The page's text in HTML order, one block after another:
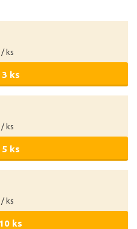
/ ks
3 ks
/ ks
5 ks
/ ks
10 ks